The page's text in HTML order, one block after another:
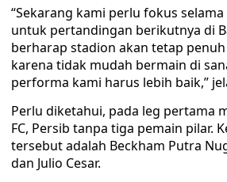
“Sekarang kami perlu fokus
untuk pertandingan berikutnya di
berharap stadion akan tetap
karena tidak mudah bermain di
performa kami harus lebih baik,”
Perlu diketahui, pada leg pertama
FC, Persib tanpa tiga pemain pilar.
tersebut adalah Beckham Putra
dan Julio Cesar.